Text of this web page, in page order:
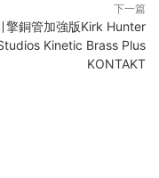
下一篇
擎銅管加強版Kirk Hunter
Kinetic Brass Plus
KONTAKT